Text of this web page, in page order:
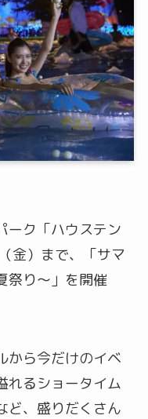
ーク「ハウステン
金）まで、「サマ
祭り～」を開催
から今だけのイベ
れるショータイム
ど、盛りだくさん